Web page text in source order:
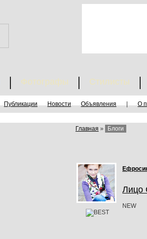
Фотографы Стилисты
Публикации Новости Объявления | О
Главная » Блоги
Лицо
NEW